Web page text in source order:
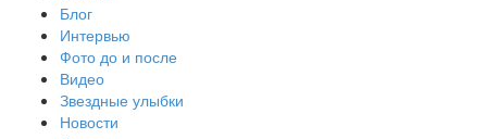
Блог
Интервью
Фото до и после
Видео
Звездные улыбки
Новости